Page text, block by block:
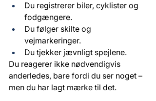
Du registrerer biler, cyklister og
fodgængere.
Du følger skilte og
vejmarkeringer.
Du tjekker jævnligt spejlene.
Du reagerer ikke nødvendigvis
anderledes, bare fordi du ser noget –
men du har lagt mærke til det.